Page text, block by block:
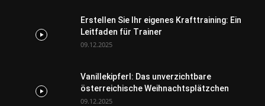
Erstellen Sie Ihr eigenes Krafttraining: Ein
Leitfaden für Trainer
09.12.2025
Vanillekipferl: Das unverzichtbare
österreichische Weihnachtsplätzchen
09.12.2025